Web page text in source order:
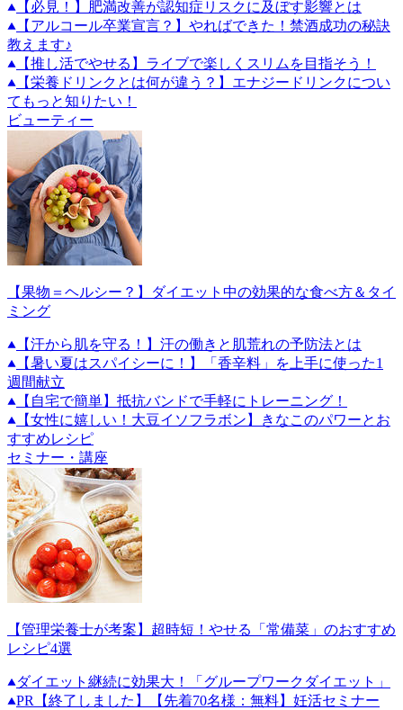
【必見！】肥満改善が認知症リスクに及ぼす影響とは
【アルコール卒業宣言？】やればできた！禁酒成功の秘訣
教えます♪
【推し活でやせる】ライブで楽しくスリムを目指そう！
【栄養ドリンクとは何が違う？】エナジードリンクについ
てもっと知りたい！
ビューティー
【果物＝ヘルシー？】ダイエット中の効果的な食べ方＆タイ
ミング
【汗から肌を守る！】汗の働きと肌荒れの予防法とは
【暑い夏はスパイシーに！】「香辛料」を上手に使った1
週間献立
【自宅で簡単】抵抗バンドで手軽にトレーニング！
【女性に嬉しい！大豆イソフラボン】きなこのパワーとお
すすめレシピ
セミナー・講座
【管理栄養士が考案】超時短！やせる「常備菜」のおすすめ
レシピ4選
ダイエット継続に効果大！「グループワークダイエット」
PR
【終了しました】【先着70名様：無料】妊活セミナー